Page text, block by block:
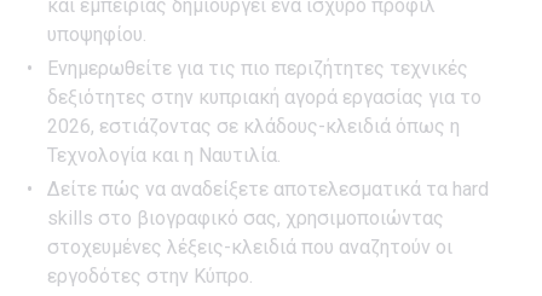
και εμπειρίας δημιουργεί ένα ισχυρό προφίλ
υποψηφίου.
Ενημερωθείτε για τις πιο περιζήτητες τεχνικές
δεξιότητες στην κυπριακή αγορά εργασίας για το
2026, εστιάζοντας σε κλάδους-κλειδιά όπως η
Τεχνολογία και η Ναυτιλία.
Δείτε πώς να αναδείξετε αποτελεσματικά τα hard
skills στο βιογραφικό σας, χρησιμοποιώντας
στοχευμένες λέξεις-κλειδιά που αναζητούν οι
εργοδότες στην Κύπρο.